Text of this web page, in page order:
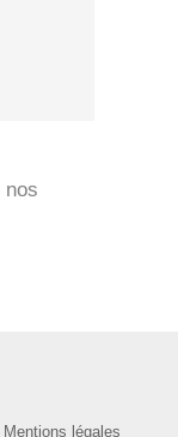
nos
Mentions légales